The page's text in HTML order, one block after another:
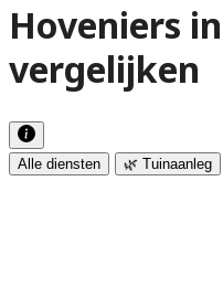
Hoveniers
vergelijken
Alle diensten 🌿 Tuinaanleg